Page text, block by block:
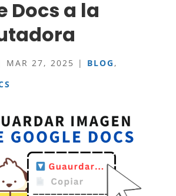
Docs a la
MAR 27, 2025 | BLOG ,